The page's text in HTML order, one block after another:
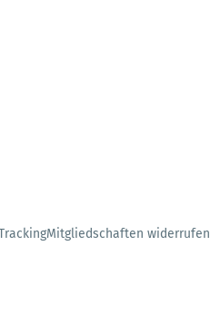
Mitgliedschaften widerrufen